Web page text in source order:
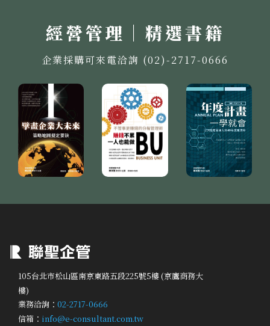
經營管理｜精選書籍
企業採購可來電洽詢 (02)-2717-0666
105台北市松山區南京東路五段225號5樓 (京鷹商務大
樓)
業務洽詢： 02-2717-0666
信箱： info@e-consultant.com.tw